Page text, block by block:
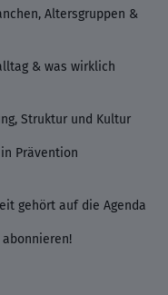
Altersgruppen &
& was wirklich
Struktur und Kultur
Prävention
gehört auf die Agenda
abonnieren!